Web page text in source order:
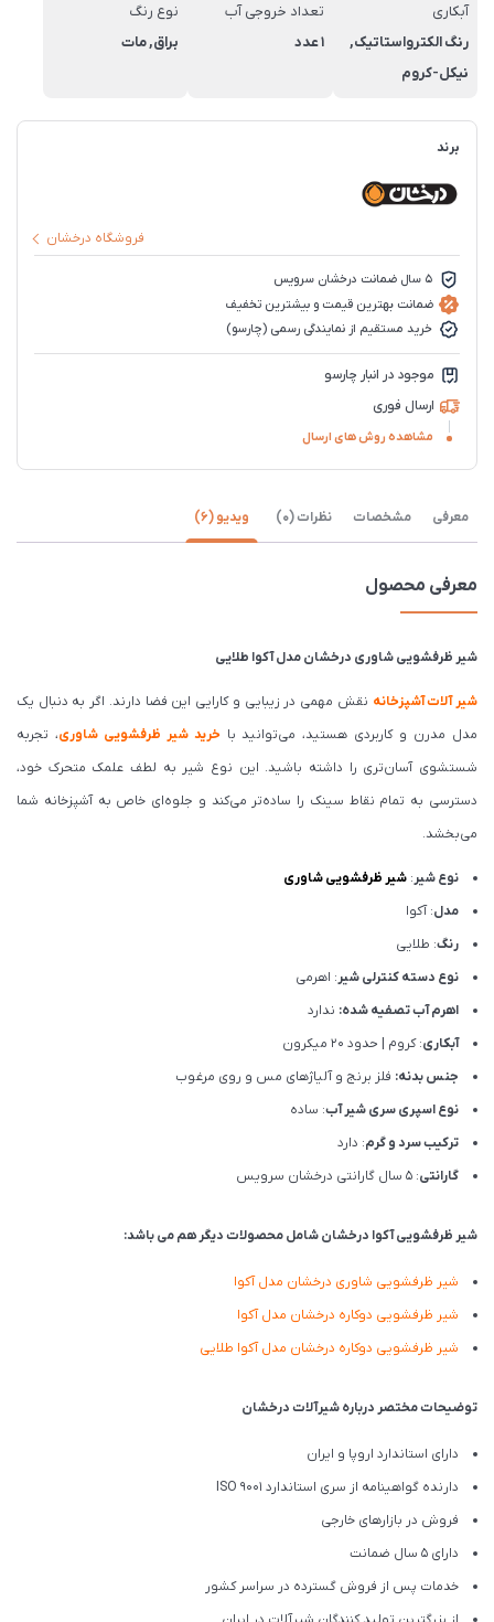
آبکاری
رنگ الکترواستاتیک,
نیکل-کروم
تعداد خروجی آب
1 عدد
نوع رنگ
براق, مات
برند
فروشگاه درخشان
5 سال ضمانت درخشان سرویس
ضمانت بهترین قیمت و بیشترین تخفیف
خرید مستقیم از نمایندگی رسمی (چارسو)
موجود در انبار چارسو
ارسال فوری
مشاهده روش های ارسال
معرفی مشخصات نظرات (0) ویدیو (6)
معرفی محصول
شیر ظرفشویی شاوری درخشان مدل آکوا طلایی
شیر آلات آشپزخانه نقش مهمی در زیبایی و کارایی این فضا دارند. اگر به دنبال یک
مدل مدرن و کاربردی هستید، می‌توانید باخرید شیر ظرفشویی شاوری، تجربه
شستشوی آسان‌تری را داشته باشید. این نوع شیر به لطف علمک متحرک خود،
دسترسی به تمام نقاط سینک را ساده‌تر می‌کند و جلوه‌ای خاص به آشپزخانه شما
می‌بخشد.
نوع شیر: شیر ظرفشویی شاوری
مدل: آکوا
رنگ: طلایی
نوع دسته کنترلی شیر: اهرمی
اهرم آب تصفیه شده: ندارد
آبکاری: کروم | حدود 20 میکرون
جنس بدنه: فلز برنج و آلیاژهای مس و روی مرغوب
نوع اسپری سری شیر آب: ساده
ترکیب سرد و گرم: دارد
گارانتی: 5 سال گارانتی درخشان سرویس
شیر ظرفشویی آکوا درخشان شامل محصولات دیگر هم می باشد:
شیر ظرفشويی شاوری درخشان مدل آکوا
شیر ظرفشويی دوکاره درخشان مدل آکوا
شیر ظرفشويی دوکاره درخشان مدل آکوا طلایی
توضیحات مختصر درباره شیرآلات درخشان
دارای استاندارد اروپا و ایران
دارنده گواهینامه از سری استاندارد ISO 9001
فروش در بازارهای خارجی
دارای 5 سال ضمانت
خدمات پس از فروش گسترده در سراسر کشور